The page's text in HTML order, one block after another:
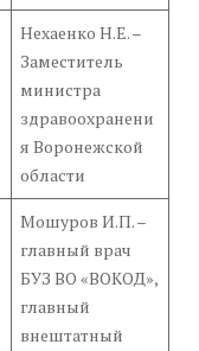
Нехаенко Н.Е. –
Заместитель
министра
здравоохранени
я Воронежской
области
Мошуров И.П. –
главный врач
БУЗ ВО «ВОКОД»,
главный
внештатный